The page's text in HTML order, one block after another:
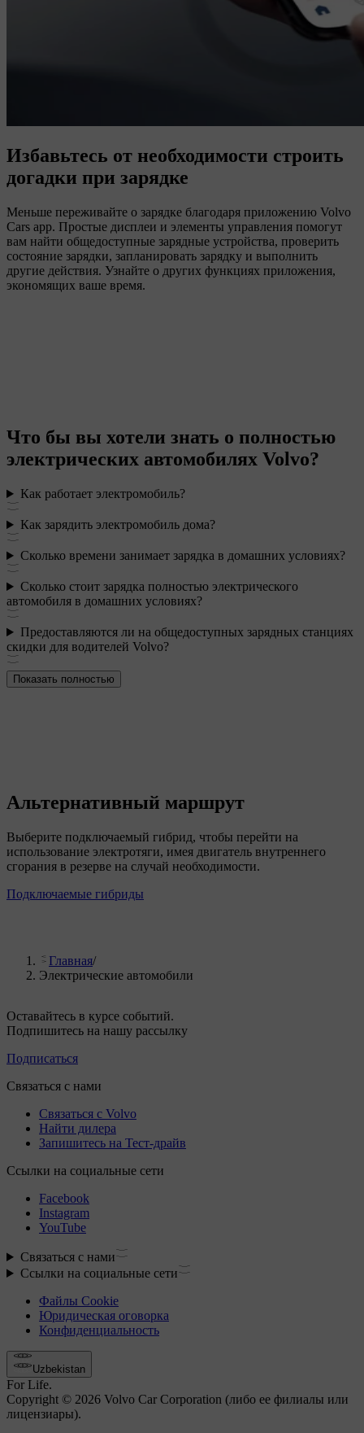
Избавьтесь от необходимости строить
догадки при зарядке
Меньше переживайте о зарядке благодаря приложению Volvo
Cars app. Простые дисплеи и элементы управления помогут
вам найти общедоступные зарядные устройства, проверить
состояние зарядки, запланировать зарядку и выполнить
другие действия. Узнайте о других функциях приложения,
экономящих ваше время.
Что бы вы хотели знать о полностью
электрических автомобилях Volvo?
Как работает электромобиль?
Как зарядить электромобиль дома?
Сколько времени занимает зарядка в домашних условиях?
Сколько стоит зарядка полностью электрического
автомобиля в домашних условиях?
Предоставляются ли на общедоступных зарядных станциях
скидки для водителей Volvo?
Показать полностью
Альтернативный маршрут
Выберите подключаемый гибрид, чтобы перейти на
использование электротяги, имея двигатель внутреннего
сгорания в резерве на случай необходимости.
Подключаемые гибриды
Главная/
Электрические автомобили